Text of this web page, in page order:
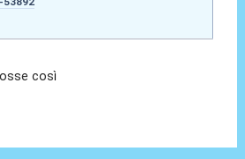
così